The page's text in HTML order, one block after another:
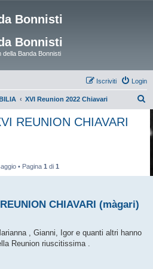
Bonnisti
Bonnisti
della Banda Bonnisti
Login
Iscriviti
XVI Reunion 2022 Chiavari
REUNION CHIAVARI
• Pagina 1 di 1
CHIAVARI (màgari)
, Gianni, Igor e quanti altri hanno
Reunion riuscitissima .